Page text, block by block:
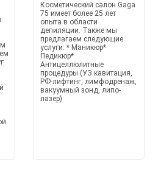
Косметический салон Gaga
75 имеет более 25 лет
опыта в области
депиляции. Также мы
предлагаем следующие
услуги: * Маникюр*
Педикюр*
Антицеллюлитные
процедуры (УЗ кавитация,
РФ-лифтинг, лимфодренаж,
вакуумный зонд, липо-
лазер)